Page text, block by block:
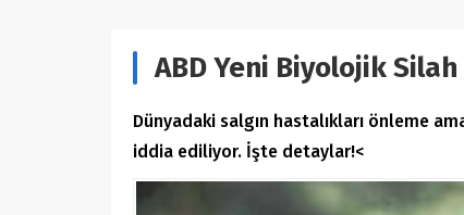
ABD Yeni Biyolojik
Dünyadaki salgın hastalıkları önleme
iddia ediliyor. İşte detaylar!<